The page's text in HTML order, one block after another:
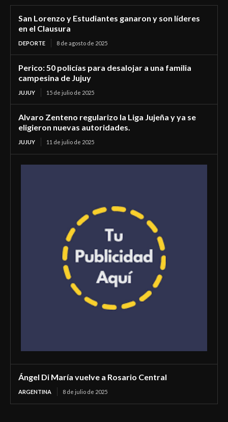
San Lorenzo y Estudiantes ganaron y son líderes
en el Clausura
DEPORTE 8 de agosto de 2025
Perico: 50 policías para desalojar a una familia
campesina de Jujuy
JUJUY 15 de julio de 2025
Alvaro Zenteno regularizo la Liga Jujeña y ya se
eligieron nuevas autoridades.
JUJUY 11 de julio de 2025
Ángel Di María vuelve a Rosario Central
ARGENTINA 8 de julio de 2025